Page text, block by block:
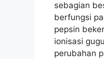
sebagian
berfungsi
pepsin
ionisasi
perubahan